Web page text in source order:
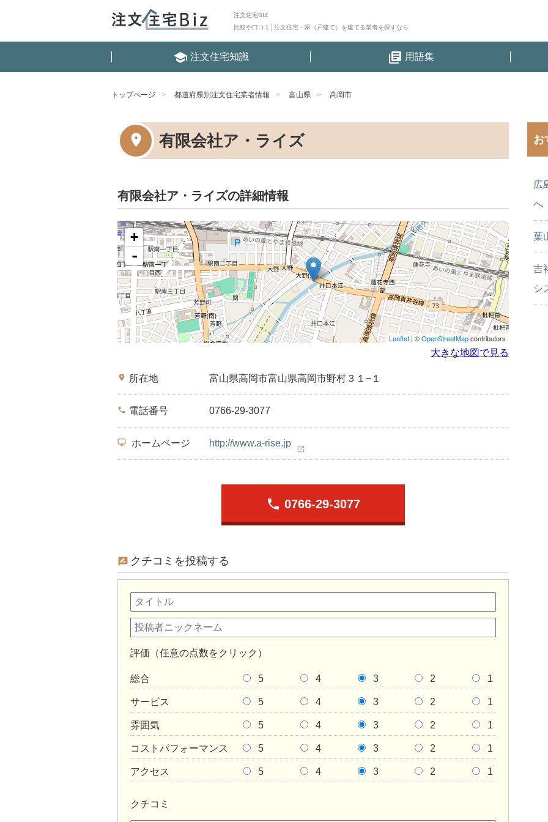
注文住宅BIZ
比較や口コミ│注文住宅・家（戸建て）を建てる業者を探すなら
school 注文住宅知識 library_books 用語集
トップページ 都道府県別注文住宅業者情報 富山県 高岡市
有限会社ア・ライズ
有限会社ア・ライズの詳細情報
+
-
Leaflet | ©OpenStreetMapcontributors
大きな地図で見る
place 所在地 富山県高岡市富山県高岡市野村３１−１
phone 電話番号 0766-29-3077
desktop_windows ホームページ http://www.a-rise.jp
open_in_new
phone 0766-29-3077
クチコミを投稿する
評価（任意の点数をクリック）
総合 5 4 3 2 1
サービス 5 4 3 2 1
雰囲気 5 4 3 2 1
コストパフォーマンス 5 4 3 2 1
アクセス 5 4 3 2 1
クチコミ
お
広
へ
葉
吉
シ